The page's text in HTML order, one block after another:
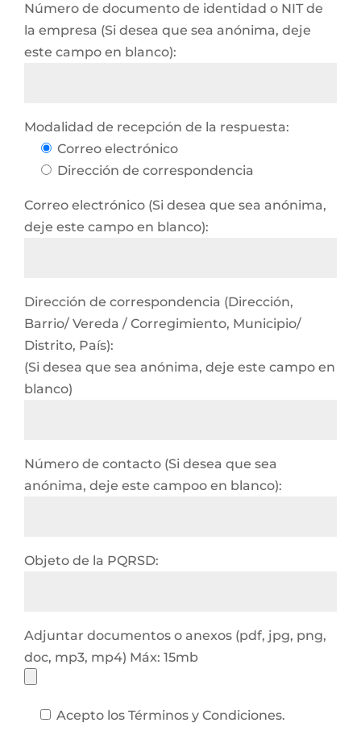
Número de documento de identidad o NIT de
la empresa (Si desea que sea anónima, deje
este campo en blanco):
Modalidad de recepción de la respuesta:
Correo electrónico
Dirección de correspondencia
Correo electrónico (Si desea que sea anónima,
deje este campo en blanco):
Dirección de correspondencia (Dirección,
Barrio/ Vereda / Corregimiento, Municipio/
Distrito, País):
(Si desea que sea anónima, deje este campo en
blanco)
Número de contacto (Si desea que sea
anónima, deje este campoo en blanco):
Objeto de la PQRSD:
Adjuntar documentos o anexos (pdf, jpg, png,
doc, mp3, mp4) Máx: 15mb
Acepto los Términos y Condiciones.